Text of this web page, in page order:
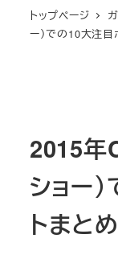
トップページ
ー）での10大注目
2015年
ショー
トまとめ